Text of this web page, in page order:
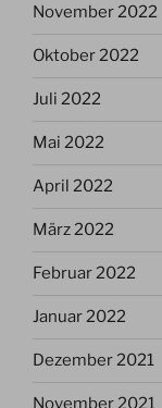
November 2022
Oktober 2022
Juli 2022
Mai 2022
April 2022
März 2022
Februar 2022
Januar 2022
Dezember 2021
November 2021